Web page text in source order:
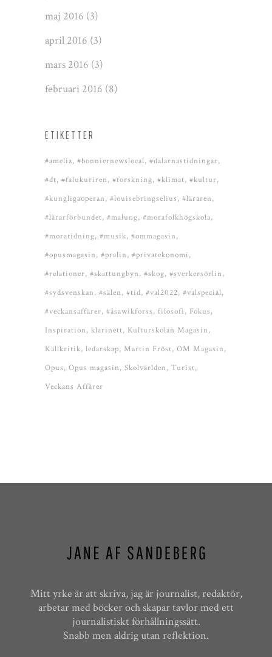
maj 2016 (3)
april 2016 (3)
mars 2016 (3)
februari 2016 (8)
ETIKETTER
#amelia #bonniernewslocal #dalarnastidningar
#dt #falukuriren #forskning #klimat #kultur
#kungligaoperan #louisebringselius #läraren
#lärarförbundet #malung #morafolkhögskola
#moratidning #musik #ommagasin
#opusmagasin #pralin #privatekonomi
#relationer #skattungbyn #skog #sverkersörlin
#sydsvenskan #sälen #tid #val2022 #valspecial
#veckansaffärer #åsawikforss filosofi
Fokus
Inspiration klarinett Kulturskolan Magasin
Källkritik ledarskap Martin Fröst OM Magasin
Opus Opus magasin Skolvärlden Turist
Veckans Affärer
Mitt yrke är att skriva, jag är journalist, redaktör,
arbetar med böcker och skapar tavlor med ett
journalistiskt förhållningssätt.
Snabb men aldrig utan reflektion.